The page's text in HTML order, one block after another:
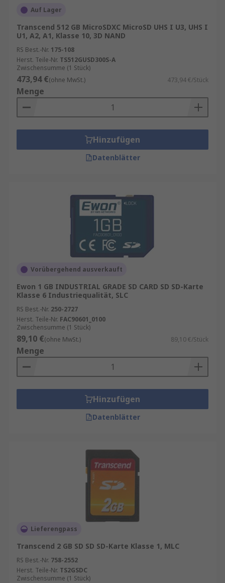
Auf Lager
Transcend 512 GB MicroSDXC MicroSD UHS I U3, UHS I
U1, A2, A1, Klasse 10, 3D NAND
RS Best.-Nr. 175-108
Herst. Teile-Nr. TS512GUSD300S-A
Zwischensumme (1 Stück)
473,94 €(ohne MwSt.) 473,94 €/Stück
Menge
Hinzufügen
Datenblätter
Vorübergehend ausverkauft
Ewon 1 GB INDUSTRIAL GRADE SD CARD SD SD-Karte
Klasse 6 Industriequalität, SLC
RS Best.-Nr. 250-2727
Herst. Teile-Nr. FAC90601_0100
Zwischensumme (1 Stück)
89,10 €(ohne MwSt.) 89,10 €/Stück
Menge
Hinzufügen
Datenblätter
Lieferengpass
Transcend 2 GB SD SD SD-Karte Klasse 1, MLC
RS Best.-Nr. 758-2552
Herst. Teile-Nr. TS2GSDC
Zwischensumme (1 Stück)